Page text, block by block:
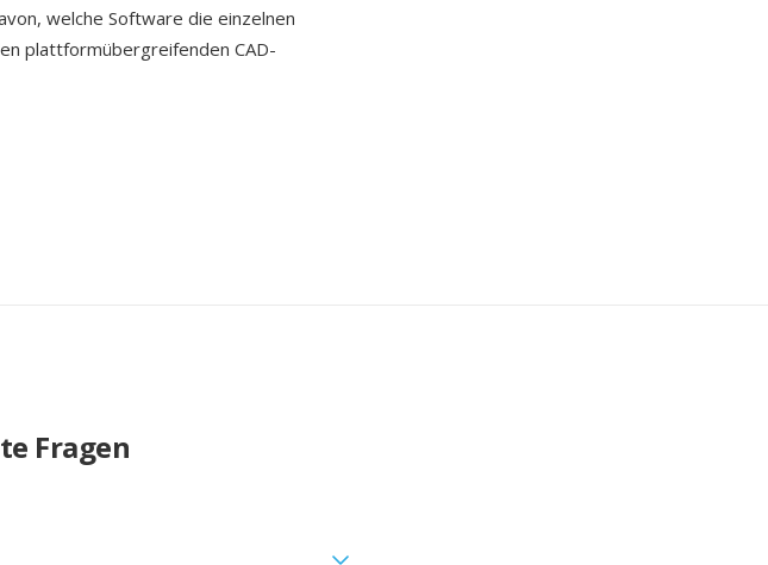
welche Software die einzelnen
plattformübergreifenden CAD-
Fragen